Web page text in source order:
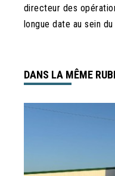
directeur des
longue date au sein
DANS LA MÊME